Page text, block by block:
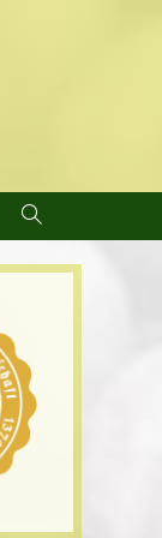
WEBSITE-
SUCHE